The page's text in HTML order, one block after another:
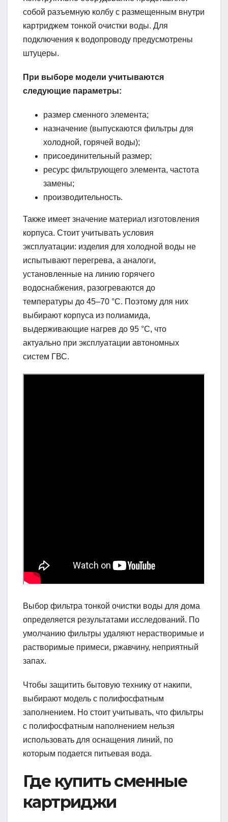
собой разъемную колбу с размещенным внутри
картриджем тонкой очистки воды. Для
подключения к водопроводу предусмотрены
штуцеры.
При выборе модели учитываются
следующие параметры:
размер сменного элемента;
назначение (выпускаются фильтры для
холодной, горячей воды);
присоединительный размер;
ресурс фильтрующего элемента, частота
замены;
производительность.
Также имеет значение материал изготовления
корпуса. Стоит учитывать условия
эксплуатации: изделия для холодной воды не
испытывают перегрева, а аналоги,
установленные на линию горячего
водоснабжения, разогреваются до
температуры до 45–70 °C. Поэтому для них
выбирают корпуса из полиамида,
выдерживающие нагрев до 95 °C, что
актуально при эксплуатации автономных
систем ГВС.
Выбор фильтра тонкой очистки воды для дома
определяется результатами исследований. По
умолчанию фильтры удаляют нерастворимые и
растворимые примеси, ржавчину, неприятный
запах.
Чтобы защитить бытовую технику от накипи,
выбирают модель с полифосфатным
заполнением. Но стоит учитывать, что фильтры
с полифосфатным наполнением нельзя
использовать для оснащения линий, по
которым подается питьевая вода.
Где купить сменные
картриджи